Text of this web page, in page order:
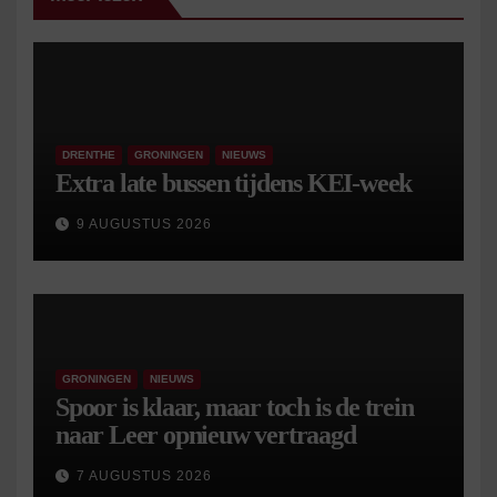
DRENTHE GRONINGEN NIEUWS
Extra late bussen tijdens KEI-week
9 AUGUSTUS 2026
GRONINGEN NIEUWS
Spoor is klaar, maar toch is de trein
naar Leer opnieuw vertraagd
7 AUGUSTUS 2026